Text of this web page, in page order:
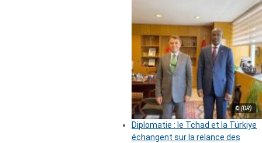
© (DR)
Diplomatie : le Tchad et la Türkiye
échangent sur la relance des